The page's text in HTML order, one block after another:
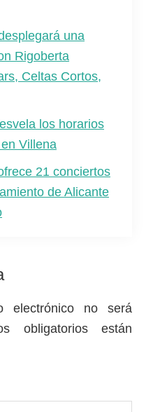
una
Rigoberta
Celtas Cortos,
los horarios
Villena
21 conciertos
de Alicante
electrónico no será
obligatorios están